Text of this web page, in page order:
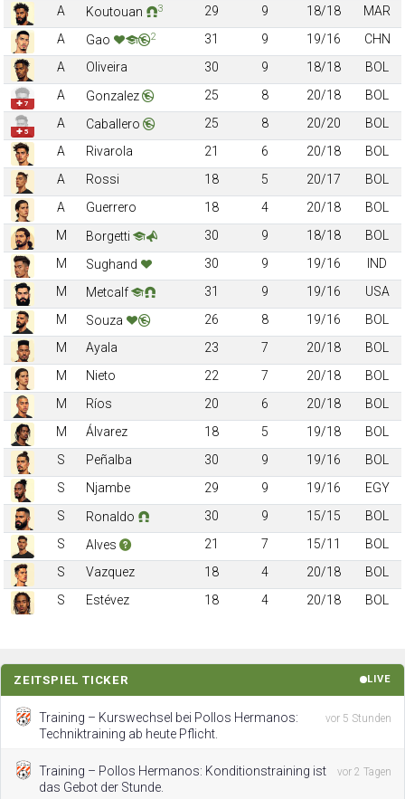
A
Koutouan 3 29 9 18/18
MAR
A
Gao 2 31 9 19/16
CHN
A
Oliveira 30 9 18/18 BOL
✚ 7
A Gonzalez 25 8 20/18 BOL
✚ 5
A Caballero 25 8 20/20
BOL
A
Rivarola 21 6 20/18
BOL
A
Rossi 18 5 20/17
BOL
A
Guerrero 18 4 20/18
BOL
M
Borgetti 30 9 18/18
BOL
M
Sughand 30 9 19/16
IND
M
Metcalf 31 9 19/16
USA
M
Souza 26 8 19/16
BOL
M
Ayala 23 7 20/18
BOL
M
Nieto 22 7 20/18
BOL
M
Ríos 20 6 20/18
BOL
M
Álvarez 18 5 19/18
BOL
S
Peñalba 30 9 19/16
BOL
S
Njambe 29 9 19/16
EGY
S
Ronaldo 30 9 15/15
BOL
S
Alves 21 7 15/11
BOL
S
Vazquez 18 4 20/18
BOL
S
Estévez 18 4 20/18 BOL
ZEITSPIEL TICKER LIVE
Training – Kurswechsel bei Pollos Hermanos:
Techniktraining ab heute Pflicht.
vor 5 Stunden
Training – Pollos Hermanos: Konditionstraining ist
das Gebot der Stunde.
vor 2 Tagen